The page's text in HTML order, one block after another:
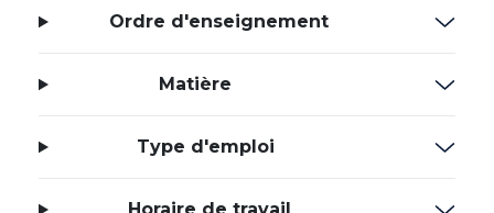
Ordre d'enseignement
Matière
Type d'emploi